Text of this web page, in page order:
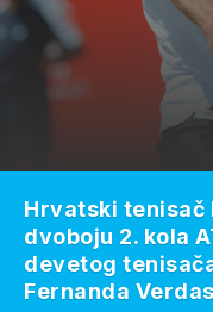
Hrvatski tenisač
dvoboju 2. kola
devetog
Fernanda